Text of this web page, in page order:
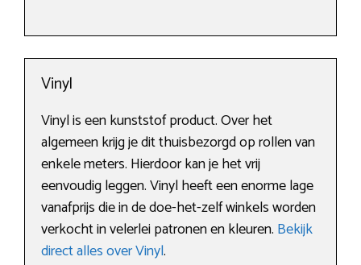
Vinyl
Vinyl is een kunststof product. Over het
algemeen krijg je dit thuisbezorgd op rollen van
enkele meters. Hierdoor kan je het vrij
eenvoudig leggen. Vinyl heeft een enorme lage
vanafprijs die in de doe-het-zelf winkels worden
verkocht in velerlei patronen en kleuren. Bekijk
direct alles over Vinyl.